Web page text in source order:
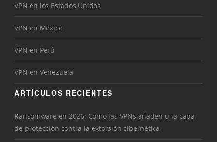
VPN en los Estados Unidos
VPN en México
VPN en Perú
VPN en Venezuela
ARTÍCULOS RECIENTES
Ransomware en 2026: Cómo las VPNs añaden una capa
de protección contra la extorsión cibernética